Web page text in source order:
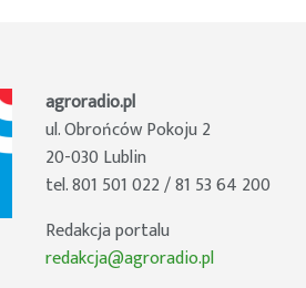
agroradio.pl
ul. Obrońców Pokoju 2
20-030 Lublin
tel. 801 501 022 / 81 53 64 200
Redakcja portalu
redakcja@agroradio.pl